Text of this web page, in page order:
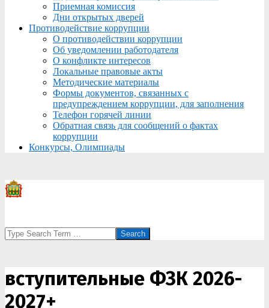
Приемная комиссия
Дни открытых дверей
Противодействие коррупции
О противодействии коррупции
Об уведомлении работодателя
О конфликте интересов
Локальные правовые акты
Методические материалы
Формы документов, связанных с
предупреждением коррупции, для заполнения
Телефон горячей линии
Обратная связь для сообщений о фактах
коррупции
Конкурсы, Олимпиады
Search
вступительные ФЗК 2026-
2027+